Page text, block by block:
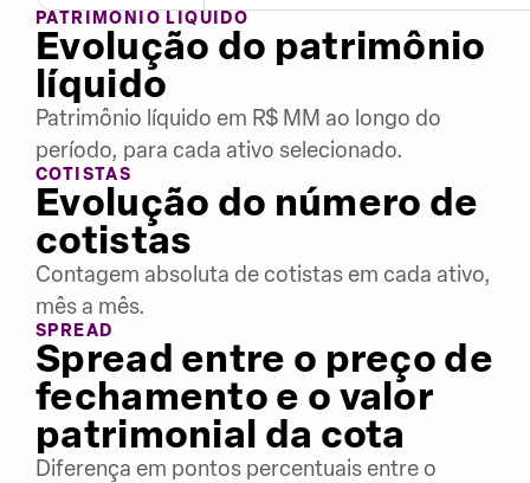
PATRIMÔNIO LÍQUIDO
Evolução do patrimônio
líquido
Patrimônio líquido em R$ MM ao longo do
período, para cada ativo selecionado.
COTISTAS
Evolução do número de
cotistas
Contagem absoluta de cotistas em cada ativo,
mês a mês.
SPREAD
Spread entre o preço de
fechamento e o valor
patrimonial da cota
Diferença em pontos percentuais entre o